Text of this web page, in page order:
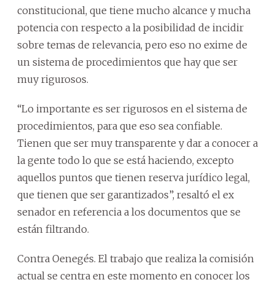
constitucional, que tiene mucho alcance y mucha
potencia con respecto a la posibilidad de incidir
sobre temas de relevancia, pero eso no exime de
un sistema de procedimientos que hay que ser
muy rigurosos.
“Lo importante es ser rigurosos en el sistema de
procedimientos, para que eso sea confiable.
Tienen que ser muy transparente y dar a conocer a
la gente todo lo que se está haciendo, excepto
aquellos puntos que tienen reserva jurídico legal,
que tienen que ser garantizados”, resaltó el ex
senador en referencia a los documentos que se
están filtrando.
Contra Oenegés. El trabajo que realiza la comisión
actual se centra en este momento en conocer los